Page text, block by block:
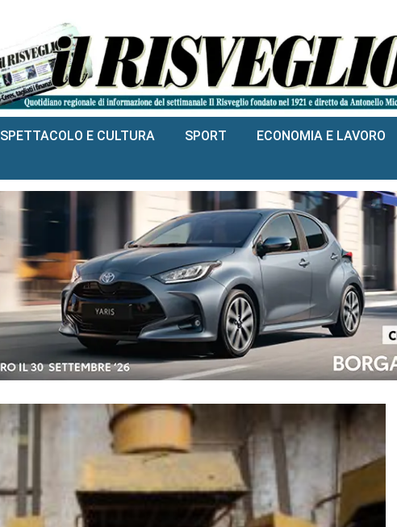
SPETTACOLO E CULTURA SPORT ECONOMIA E LAVORO